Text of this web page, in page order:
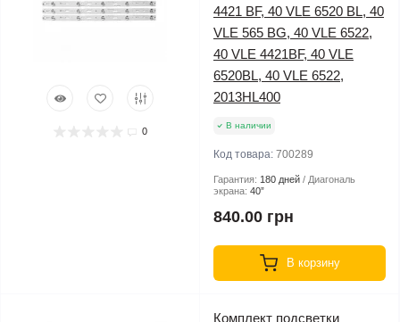
0
4421 BF, 40 VLE 6520 BL, 40
VLE 565 BG, 40 VLE 6522,
40 VLE 4421BF, 40 VLE
6520BL, 40 VLE 6522,
2013HL400
В наличии
Код товара: 700289
Гарантия: 180 дней
Диагональ
экрана: 40”
840.00 грн
В корзину
Комплект подсветки